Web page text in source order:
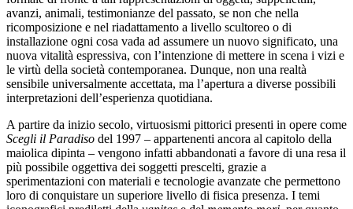
avanzi, animali, testimonianze del passato, se non che nella
ricomposizione e nel riadattamento a livello scultoreo o di
installazione ogni cosa vada ad assumere un nuovo significato, una
nuova vitalità espressiva, con l’intenzione di mettere in scena i vizi e
le virtù della società contemporanea. Dunque, non una realtà
sensibile universalmente accettata, ma l’apertura a diverse possibili
interpretazioni dell’esperienza quotidiana.
A partire da inizio secolo, virtuosismi pittorici presenti in opere come
Scegli il Paradiso del 1997 – appartenenti ancora al capitolo della
maiolica dipinta – vengono infatti abbandonati a favore di una resa il
più possibile oggettiva dei soggetti prescelti, grazie a
sperimentazioni con materiali e tecnologie avanzate che permettono
loro di conquistare un superiore livello di fisica presenza. I temi